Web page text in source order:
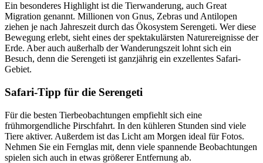
Ein besonderes Highlight ist die Tierwanderung, auch Great
Migration genannt. Millionen von Gnus, Zebras und Antilopen
ziehen je nach Jahreszeit durch das Ökosystem Serengeti. Wer diese
Bewegung erlebt, sieht eines der spektakulärsten Naturereignisse der
Erde. Aber auch außerhalb der Wanderungszeit lohnt sich ein
Besuch, denn die Serengeti ist ganzjährig ein exzellentes Safari-
Gebiet.
Safari-Tipp für die Serengeti
Für die besten Tierbeobachtungen empfiehlt sich eine
frühmorgendliche Pirschfahrt. In den kühleren Stunden sind viele
Tiere aktiver. Außerdem ist das Licht am Morgen ideal für Fotos.
Nehmen Sie ein Fernglas mit, denn viele spannende Beobachtungen
spielen sich auch in etwas größerer Entfernung ab.